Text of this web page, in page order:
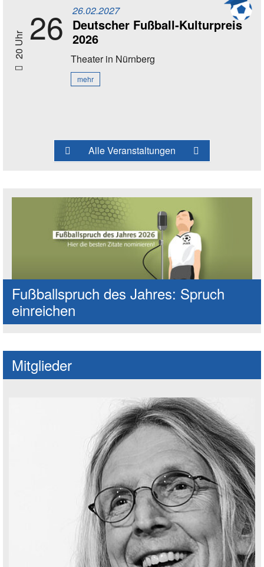
20 Uhr 26 26.02.2027
Deutscher Fußball-Kulturpreis
2026
Theaterin Nürnberg
mehr
Alle Veranstaltungen
Fußballspruch des Jahres: Spruch
einreichen
Mitglieder